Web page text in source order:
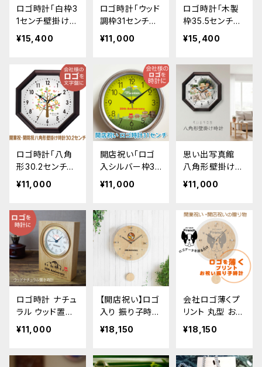
ロゴ時計「白枠3
1センチ壁掛け時
計」電波時計
開業祝い 開院
¥15,400
ロゴ時計「ウッド
調枠31センチ壁
掛け時計」 開店
祝い 開業祝い
¥11,000
ロゴ時計「木製
枠35.5センチ壁
掛け時計」 開業
祝い 開店祝い
¥15,400
ロゴ時計「八角
形30.2センチ壁
掛け時計」幸運
を刻む八角形
祝い 開院祝い
¥11,000
開店祝い「ロゴ
入シルバー枠31
センチ壁掛け時
計」オーダーメイ
スタンダード
¥11,000
思い出写真館
八角形壁掛け時
計 30.2cm 写
真で作るオリジ
ジナル オーダー
メイド 時計
¥11,000
ロゴ時計 ナチュ
ラル ウッド置き
時計 開業祝い
開院祝い 周年
ーク オリジナル
¥11,000
【開店祝い】ロゴ
入り 振り子時計
オーダーメイド
電波 壁掛け時
おしゃれな名入
¥18,150
会社ロゴ薄くプ
リント 丸型 お祝
い振り子時計 電
波時計 開店祝
¥18,150